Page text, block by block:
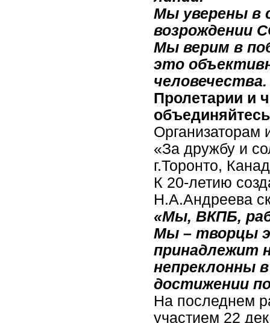
Мы уверены в
возрождении
Мы верим в
это
человечества.
Пролетарии и
Организаторам
«За дружбу и
г.Торонто,
К 20-летию
Н.А.Андреева
«Мы, ВКПБ,
Мы – творцы
принадлежит
непреклонны
достижении
На последнем
участием 22